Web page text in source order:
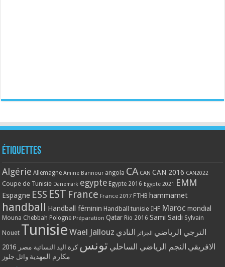
Étiquettes
Algérie Allemagne Amine Bannour angola CA CAN CAN 2016 CAN2022
Coupe de Tunisie Danemark egypte Egypte 2016 Egypte 2021 EMM
Espagne ESS EST France France 2017 FTHB hammamet
handball Handball féminin Handball tunisie IHF Maroc mondial
Mouna Chebbah Pologne Préparation Qatar Rio 2016 Sami Saidi Sylvain
Nouet Tunisie Wael Jallouz الترجي الرياضي الجزائر النادي
الافريقي النجم الرياضي الساحلي تونس كرة اليد النسائية مصر 2016
مكارم المهدية وائل جلوز